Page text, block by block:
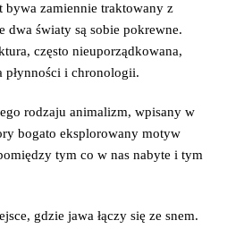
bywa zamiennie traktowany z
dwa światy są sobie pokrewne.
często nieuporządkowana,
płynności i chronologii.
rodzaju animalizm, wpisany w
bogato eksplorowany motyw
tym co w nas nabyte i tym
gdzie jawa łączy się ze snem.